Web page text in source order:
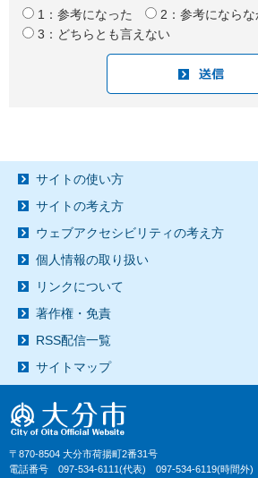
1：参考になった
2：参考にならな
3：どちらとも言えない
サイトの使い方
サイトの考え方
ウェブアクセシビリティの考え方
個人情報の取り扱い
リンクについて
著作権・免責
RSS配信一覧
サイトマップ
〒870-8504 大分市荷揚町2番31号
電話番号 097-534-6111(代表) 097-534-6119(時間外)